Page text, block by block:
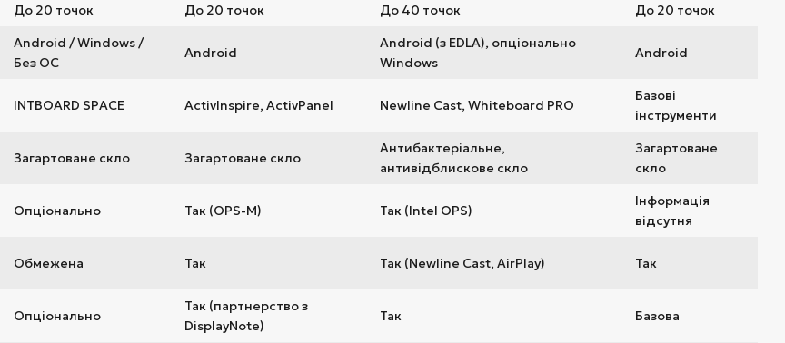
До 20 точок До 20 точок До 40 точок До 20 точок
Android / Windows /
Без ОС
Android
Android (з EDLA), опціонально
Windows
Android
INTBOARD SPACE ActivInspire, ActivPanel Newline Cast, Whiteboard PRO
Базові
інструменти
Загартоване скло Загартоване скло
Антибактеріальне,
антивідблискове скло
Загартоване
скло
Опціонально Так (OPS-M) Так (Intel OPS)
Інформація
відсутня
Обмежена Так Так (Newline Cast, AirPlay) Так
Опціонально
Так (партнерство з
DisplayNote)
Так Базова